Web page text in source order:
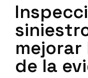
de la